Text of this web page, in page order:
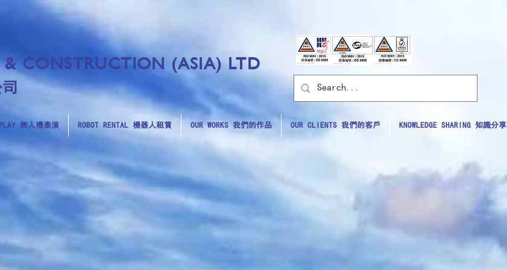
CONSTRUCTION (ASIA) LTD
無人機表演 ROBOT RENTAL 機器人租賃 OUR WORKS 我們的作品 OUR CLIENTS 我們的客戶 KNOWLEDGE SHARING 知識分享